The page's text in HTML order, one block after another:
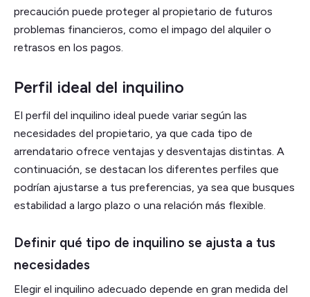
precaución puede proteger al propietario de futuros
problemas financieros, como el impago del alquiler o
retrasos en los pagos.
Perfil ideal del inquilino
El perfil del inquilino ideal puede variar según las
necesidades del propietario, ya que cada tipo de
arrendatario ofrece ventajas y desventajas distintas. A
continuación, se destacan los diferentes perfiles que
podrían ajustarse a tus preferencias, ya sea que busques
estabilidad a largo plazo o una relación más flexible.
Definir qué tipo de inquilino se ajusta a tus
necesidades
Elegir el inquilino adecuado depende en gran medida del